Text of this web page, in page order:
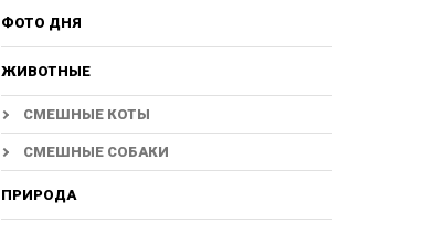
ФОТО ДНЯ
ЖИВОТНЫЕ
СМЕШНЫЕ КОТЫ
СМЕШНЫЕ СОБАКИ
ПРИРОДА